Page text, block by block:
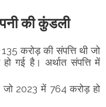
की कुंडली
करोड़ की संपत्ति थी जो
गई है। अर्थात संपत्ति में
2023 में 764 करोड़ हो